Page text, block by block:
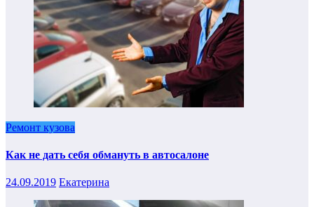
Ремонт кузова
Как не дать себя обмануть в автосалоне
24.09.2019 Екатерина